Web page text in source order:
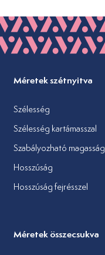
Méretek szétnyitva
Szélesség
Szélesség kartámasszal
Szabályozható magasság
Hosszúság
Hosszúság fejrésszel
Méretek összecsukva